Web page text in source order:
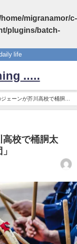
home/migranamor/c-
plugins/batch-
life
.....
ェーンが芥川高校で桶胴太
高校で桶胴太